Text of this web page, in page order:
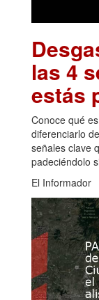
las 4
estás
Conoce qué
diferenciarlo
señales clave
padeciéndolo
El Informador